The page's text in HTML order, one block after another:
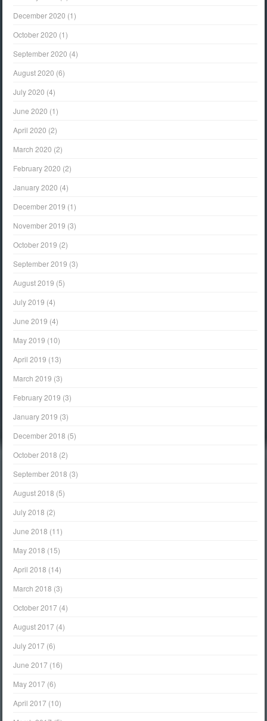
December 2020 (1)
October 2020 (1)
September 2020 (4)
August 2020 (6)
July 2020 (4)
June 2020 (1)
April 2020 (2)
March 2020 (2)
February 2020 (2)
January 2020 (4)
December 2019 (1)
November 2019 (3)
October 2019 (2)
September 2019 (3)
August 2019 (5)
July 2019 (4)
June 2019 (4)
May 2019 (10)
April 2019 (13)
March 2019 (3)
February 2019 (3)
January 2019 (3)
December 2018 (5)
October 2018 (2)
September 2018 (3)
August 2018 (5)
July 2018 (2)
June 2018 (11)
May 2018 (15)
April 2018 (14)
March 2018 (3)
October 2017(4)
August 2017(4)
July 2017(6)
June 2017(16)
May 2017(6)
April 2017(10)